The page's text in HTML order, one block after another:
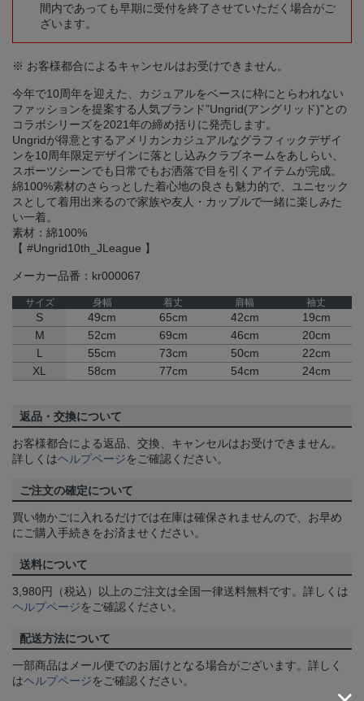
間内であっても早期に受付を終了させていただく場合がご
ざいます。
※ お客様都合によるキャンセルはお受けできません。
今年で10周年を迎えた、カジュアルをベースに枠にとらわれない
ファッションを提案する人気ブランド”Ungrid(アングリッド)”との
コラボシリーズを2021年の締め括りに発売します。
Ungridが得意とするアメリカンカジュアルなグラフィックデザイ
ンを10周年限定デザインに落とし込みクラブネームをあしらい、
スポーツシーンでも日常でもお洒落で目を引くアイテムが完成。
綿100%素材のさらっとした着心地の良さも魅力的で、ユニセック
スとして着用出来るので家族や友人・カップルで一緒に楽しみた
い一着。
素材：綿100%
【 #Ungrid10th_JLeague 】
メーカー品番：kr000067
サイズ 身幅 着丈 肩幅 袖丈
S 49cm 65cm 42cm
19cm
M
52cm 69cm 46cm
20cm
L
55cm 73cm 50cm
22cm
XL
58cm 77cm 54cm 24cm
返品・交換について
お客様都合による返品、交換、キャンセルはお受けできません。
詳しくはヘルプページをご確認ください。
ご注文の確定について
買い物かごに入れるだけでは在庫は確保されませんので、お早め
にご購入手続きをお済ませください。
送料について
3,980円（税込）以上のご注文は全国一律送料無料です。詳しくは
ヘルプページをご確認ください。
配送方法について
一部商品はメール便でのお届けとなる場合がございます。詳しく
はヘルプページをご確認ください。